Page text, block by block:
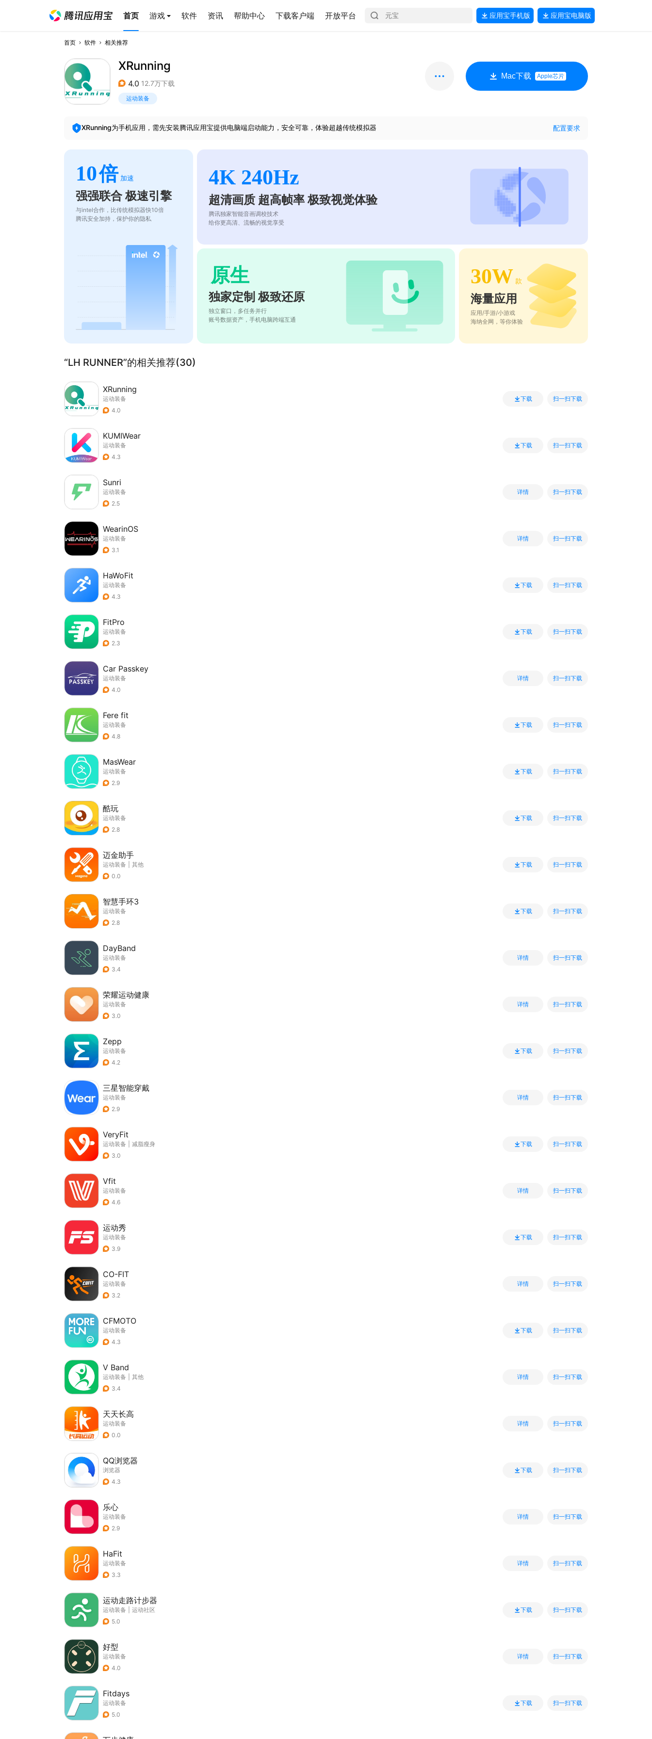
首页 游戏 软件 资讯 帮助中心 下载客户端 开放平台 应用宝手机版 应用宝电脑版
首页 软件 相关推荐
XRunning
4.0 12.7万下载
运动装备
Mac下载 Apple芯片
XRunning为手机应用，需先安装腾讯应用宝提供电脑端启动能力，安全可靠，体验超越传统模拟器 配置要求
10倍 加速
强强联合 极速引擎
与intel合作，比传统模拟器快10倍
腾讯安全加持，保护你的隐私
4K 240Hz
超清画质 超高帧率 极致视觉体验
腾讯独家智能音画调校技术
给你更高清、流畅的视觉享受
原生
独家定制 极致还原
独立窗口，多任务并行
账号数据资产，手机电脑跨端互通
30W 款
海量应用
应用/手游/小游戏
海纳全网，等你体验
“LH RUNNER”的相关推荐(30)
XRunning
运动装备
4.0
下载 扫一扫下载
KUMIWear
运动装备
4.3
下载 扫一扫下载
Sunri
运动装备
2.5
详情 扫一扫下载
WearinOS
运动装备
3.1
详情 扫一扫下载
HaWoFit
运动装备
4.3
下载 扫一扫下载
FitPro
运动装备
2.3
下载 扫一扫下载
Car Passkey
运动装备
4.0
详情 扫一扫下载
Fere fit
运动装备
4.8
下载 扫一扫下载
MasWear
运动装备
2.9
下载 扫一扫下载
酷玩
运动装备
2.8
下载 扫一扫下载
迈金助手
运动装备
其他
0.0
下载 扫一扫下载
智慧手环3
运动装备
2.8
下载 扫一扫下载
DayBand
运动装备
3.4
详情 扫一扫下载
荣耀运动健康
运动装备
3.0
详情 扫一扫下载
Zepp
运动装备
4.2
下载 扫一扫下载
三星智能穿戴
运动装备
2.9
详情 扫一扫下载
VeryFit
运动装备
减脂瘦身
3.0
下载 扫一扫下载
Vfit
运动装备
4.6
详情 扫一扫下载
运动秀
运动装备
3.9
下载 扫一扫下载
CO-FIT
运动装备
3.2
详情 扫一扫下载
CFMOTO
运动装备
4.3
下载 扫一扫下载
V Band
运动装备
其他
3.4
详情 扫一扫下载
天天长高
运动装备
0.0
详情 扫一扫下载
QQ浏览器
浏览器
4.3
下载 扫一扫下载
乐心
运动装备
2.9
详情 扫一扫下载
HaFit
运动装备
3.3
详情 扫一扫下载
运动走路计步器
运动装备
运动社区
5.0
下载 扫一扫下载
好型
运动装备
4.0
详情 扫一扫下载
Fitdays
运动装备
5.0
下载 扫一扫下载